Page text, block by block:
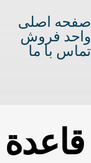
صفحه اصلی
واحد فروش
تماس با ما